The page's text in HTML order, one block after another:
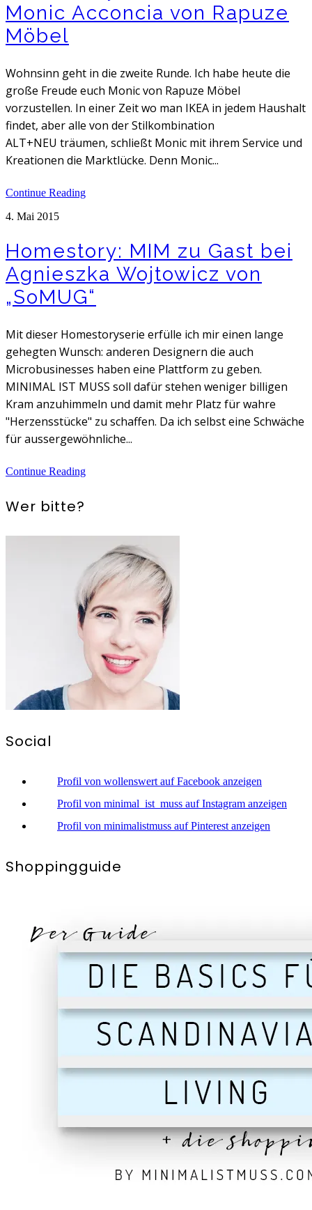
Monic Acconcia von Rapuze
Möbel
Wohnsinn geht in die zweite Runde. Ich habe heute die
große Freude euch Monic von Rapuze Möbel
vorzustellen. In einer Zeit wo man IKEA in jedem Haushalt
findet, aber alle von der Stilkombination
ALT+NEU träumen, schließt Monic mit ihrem Service und
Kreationen die Marktlücke. Denn Monic...
Continue Reading
4. Mai 2015
Homestory: MIM zu Gast bei
Agnieszka Wojtowicz von
„SoMUG“
Mit dieser Homestoryserie erfülle ich mir einen lange
gehegten Wunsch: anderen Designern die auch
Microbusinesses haben eine Plattform zu geben.
MINIMAL IST MUSS soll dafür stehen weniger billigen
Kram anzuhimmeln und damit mehr Platz für wahre
"Herzensstücke" zu schaffen. Da ich selbst eine Schwäche
für aussergewöhnliche...
Continue Reading
Wer bitte?
Social
Profil von wollenswert auf Facebook anzeigen
Profil von minimal_ist_muss auf Instagram anzeigen
Profil von minimalistmuss auf Pinterest anzeigen
Shoppingguide